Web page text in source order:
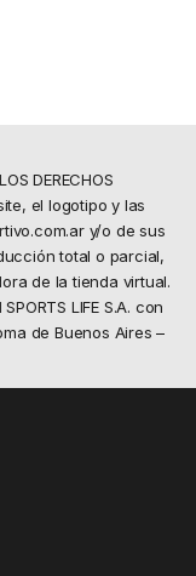
DERECHOS
el logotipo y las
y/o de sus
total o parcial,
de la tienda virtual.
LIFE S.A. con
de Buenos Aires –